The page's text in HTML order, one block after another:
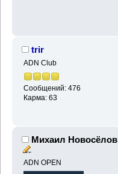
trir
ADN Club
Сообщений: 476
Карма: 63
Михаил Новосёлов
ADN OPEN